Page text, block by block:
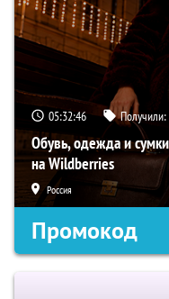
05:32:45 Получили:
Обувь, одежда и
на Wildberries
Россия
Промокод